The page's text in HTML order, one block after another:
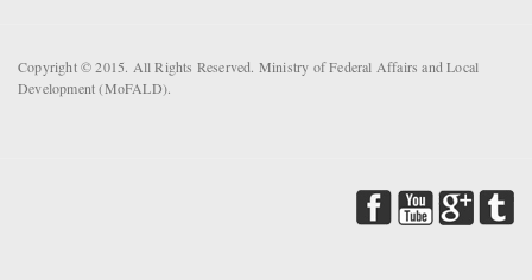
Copyright © 2015. All Rights Reserved. Ministry of Federal Affairs and Local
Development (MoFALD).